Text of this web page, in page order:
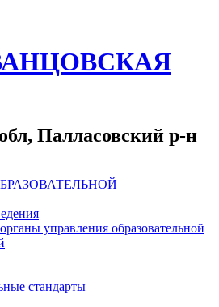
Палласовский р-н
управления образовательной
стандарты